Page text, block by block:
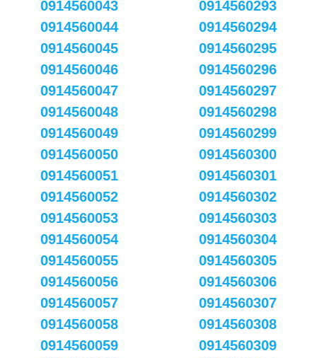
0914560043
0914560044
0914560045
0914560046
0914560047
0914560048
0914560049
0914560050
0914560051
0914560052
0914560053
0914560054
0914560055
0914560056
0914560057
0914560058
0914560059
0914560293
0914560294
0914560295
0914560296
0914560297
0914560298
0914560299
0914560300
0914560301
0914560302
0914560303
0914560304
0914560305
0914560306
0914560307
0914560308
0914560309